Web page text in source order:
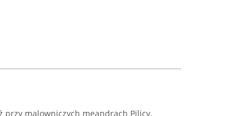
przy malowniczych meandrach Pilicy,